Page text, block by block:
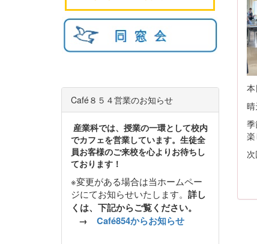
本
楽
Café８５４営業のお知らせ
産業科では、授業の一環として校内
でカフェを営業しています。生徒全
員お客様のご来校を心よりお待ちし
ております！
※変更がある場合は当ホームペー
ジにてお知らせいたします。 詳し
くは、下記からご覧ください。
→ Café854からお知らせ